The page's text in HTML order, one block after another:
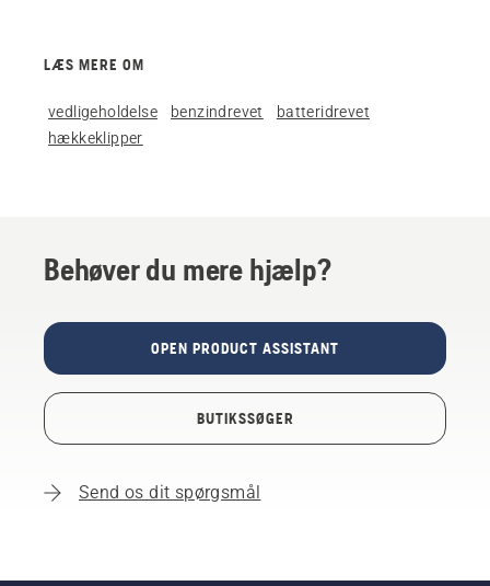
LÆS MERE OM
vedligeholdelse benzindrevet
batteridrevet
hækkeklipper
Behøver du mere hjælp?
OPEN PRODUCT ASSISTANT
BUTIKSSØGER
Send os dit spørgsmål